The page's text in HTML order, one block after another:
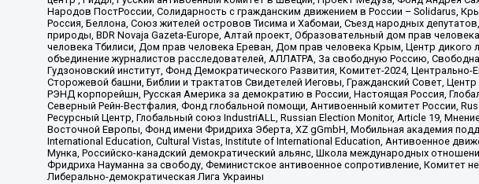
Народов ПостРоссии, Солидарность с гражданским движением в России – Solidarus,
Россия, Беллона, Союз жителей островов Тисима и Хабомаи, Съезд народных
природы, BDR Novaja Gazeta-Europe, Алтай проект, Образовательный дом прав
человека Тбилиси, Дом прав человека Ереван, Дом прав человека Крым, Центр
объединение журналистов расследователей, АЛЛАТРА, За свободную Россию,
Гудзоновский институт, Фонд Демократического Развития, Комитет-2024,
Сторожевой башни, Библии и трактатов Свидетелей Иеговы, Гражданский Совет,
РЭНД корпорейшн, Русская Америка за демократию в России, Настоящая Россия,
Северный Рейн-Вестфалия, Фонд глобальной помощи, Антивоенный комитет России,
Ресурсный Центр, Глобальный союз IndustriALL, Russian Election Monitor, Article 19,
Восточной Европы, Фонд имени Фридриха Эберта, XZ gGmbH, Мобильная академия
International Education, Cultural Vistas, Institute of International Education, Антивоенное
Мунка, Российско-канадский демократический альянс, Школа международных
Фридриха Науманна за свободу, Феминистское антивоенное сопротивление,
Либерально-демократическая Лига Украины